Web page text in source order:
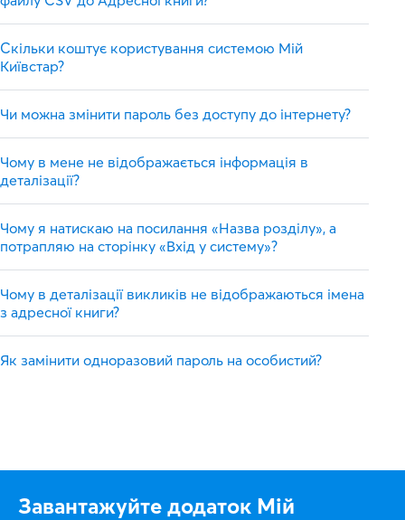
Скільки коштує користування системою Мій
Київстар?
Чи можна змінити пароль без доступу до інтернету?
Чому в мене не відображається інформація в
деталізації?
Чому я натискаю на посилання «Назва розділу», а
потрапляю на сторінку «Вхід у систему»?
Чому в деталізації викликів не відображаються імена
з адресної книги?
Як замінити одноразовий пароль на особистий?
Завантажуйте додаток Мій